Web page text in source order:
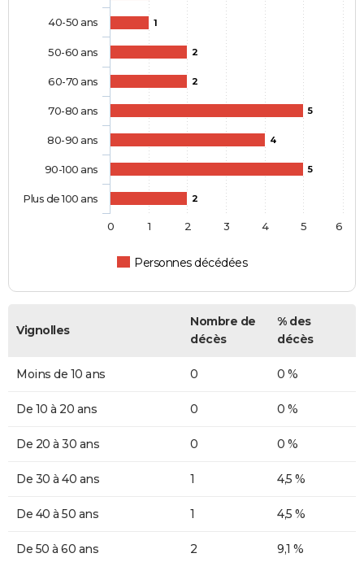
1
2
2
5
4
5
2
Personnes décédées
40-50 ans
50-60 ans
60-70 ans
70-80 ans
80-90 ans
90-100 ans
Plus de 100 ans
0 1 2 3 4 5 6
Vignolles
Nombre de
décès
% des
décès
Moins de 10 ans 0 0 %
De 10 à 20 ans 0 0 %
De 20 à 30 ans 0 0 %
De 30 à 40 ans 1 4,5 %
De 40 à 50 ans 1 4,5 %
De 50 à 60 ans 2 9,1 %